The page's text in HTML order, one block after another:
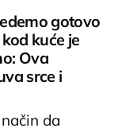
gotovo
kuće je
Ova
srce i
da